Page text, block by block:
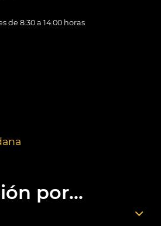
de 8:30 a 14:00 horas
por...